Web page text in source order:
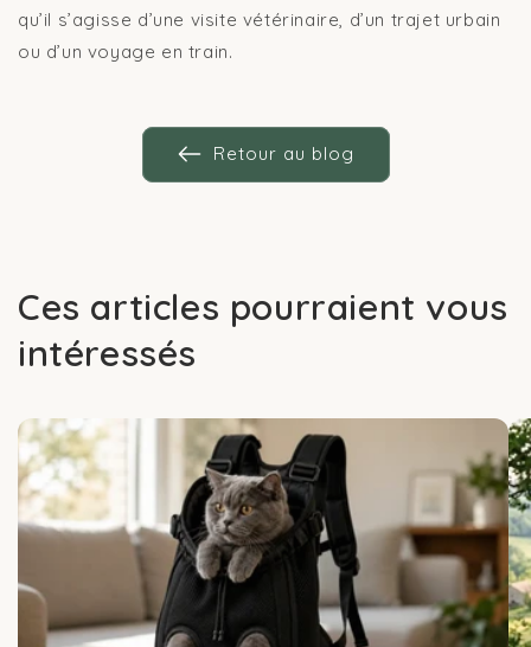
qu’il s’agisse d’une visite vétérinaire, d’un trajet urbain
ou d’un voyage en train.
Retour au blog
Ces articles pourraient vous
intéressés